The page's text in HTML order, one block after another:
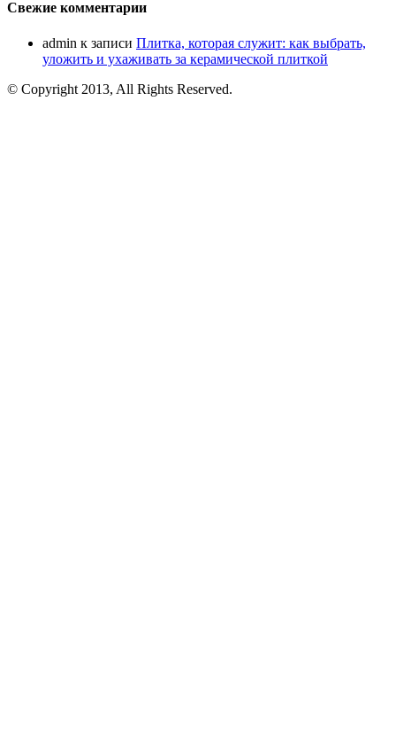
Свежие комментарии
admin к записи Плитка, которая служит: как выбрать,
уложить и ухаживать за керамической плиткой
© Copyright 2013, All Rights Reserved.